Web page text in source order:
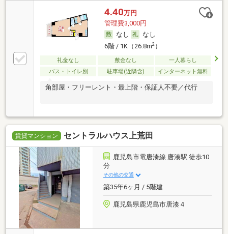
4.40万円
管理費3,000円
なし
なし
6階 / 1K（26.8m2）
礼金なし 敷金なし
一人暮らし
バス・トイレ別
駐車場(近隣含) インターネット無料
角部屋・フリーレント・最上階・保証人不要／代行
賃貸マンション セントラルハウス上荒田
鹿児島市電唐湊線 唐湊駅 徒歩10
分
その他の交通
築35年6ヶ月 / 5階建
鹿児島県鹿児島市唐湊４